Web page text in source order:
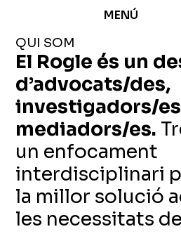
MENÚ
QUI SOM
El Rogle és un
d’advocats/des,
investigadors/
mediadors/es.
un enfocament
interdisciplinari
la millor solució
les necessitats